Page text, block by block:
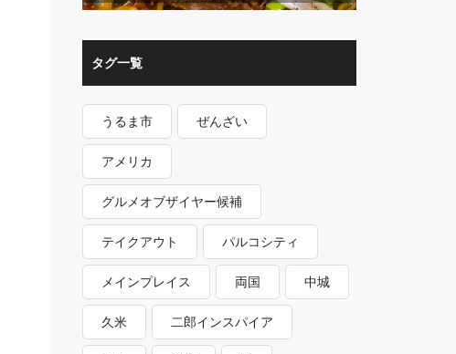
タグ一覧
うるま市 ぜんざい
アメリカ
グルメオブザイヤー候補
テイクアウト パルコシティ
メインプレイス 両国 中城
久米 二郎インスパイア